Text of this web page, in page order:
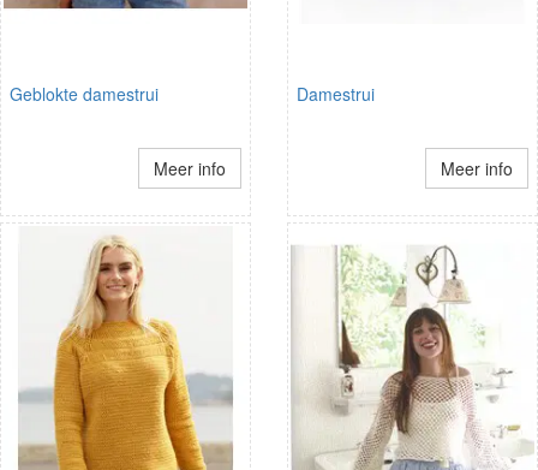
Geblokte damestrui
Meer info
Damestrui
Meer info